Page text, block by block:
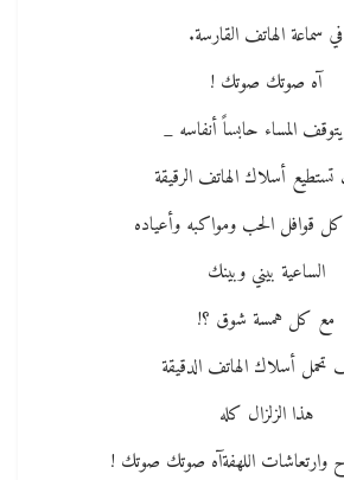
في سماعة الهاتف القارسة.
آه صوتك صوتك !
المساء حابساً أنفاسه _
أسلاك الهاتف الرقيقة
قوافل الحب ومواكبه وأعياده
الساعية بيني وبينك
مع كل همسة شوق ؟!
أسلاك الهاتف الدقيقة
هذا الزلزال كله
وارتعاشات اللهفةآه صوتك صوتك !